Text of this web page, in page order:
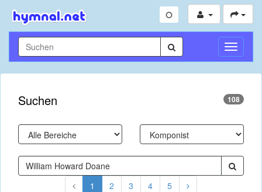
Suchen 108
1 2 3 4 5